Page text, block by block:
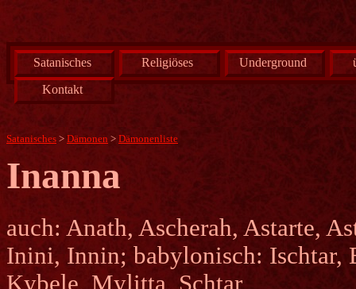
Satanisches Religiöses Underground
Kontakt
Satanisches > Dämonen > Dämonenliste
Inanna
auch: Anath, Ascherah, Astarte,
Inini, Innin; babylonisch: Ischtar,
Kybele, Mylitta, Schtar